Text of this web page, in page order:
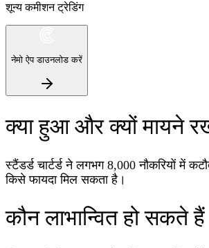
शून्य कमीशन ट्रेडिंग
नेमो ऐप डाउनलोड करें
क्या हुआ और क्यों मायने
स्टैंडर्ड चार्टर्ड ने लगभग 8,000 नौकरियों
किसे फायदा मिल सकता है।
कौन लाभान्वित हो सकते हैं